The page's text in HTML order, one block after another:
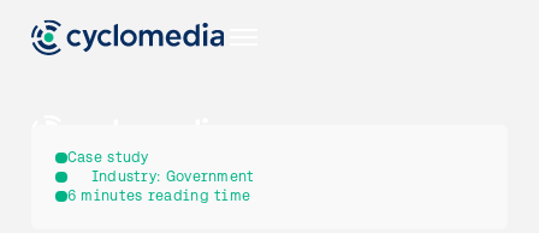
Case study
Industry: Government
6 minutes reading time